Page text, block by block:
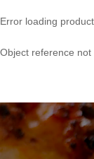
Error loading product
Object reference not